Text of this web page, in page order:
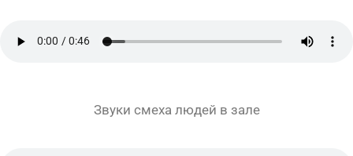
Звуки смеха людей в зале